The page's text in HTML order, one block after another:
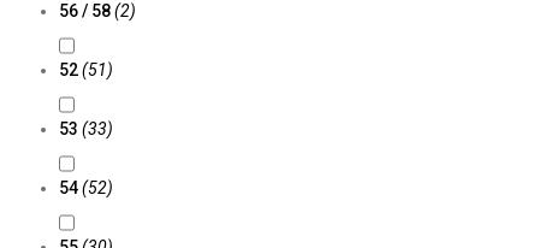
56 / 58(2)
52(51)
53 (33)
54(52)